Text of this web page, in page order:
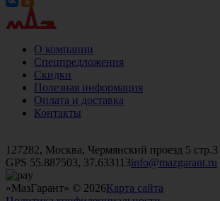
О компании
Спецпредложения
Скидки
Полезная информация
Оплата и доставка
Контакты
127282, Москва, Чермянский проезд 5 стр.3
GPS 55.887503, 37.633113info@mazgarant.ru
«МазГарант» © 2026Карта сайта